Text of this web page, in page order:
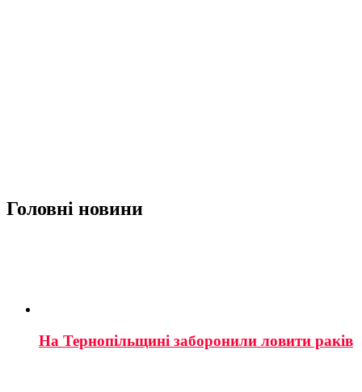
Головні новини
На Тернопільщині заборонили ловити раків